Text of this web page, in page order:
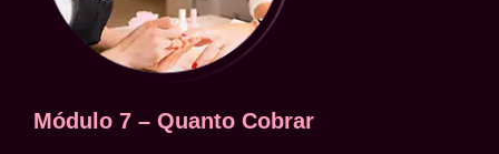
Módulo 7 – Quanto Cobrar